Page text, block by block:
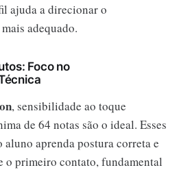
ajuda a direcionar o
adequado.
Foco no
, sensibilidade ao toque
de 64 notas são o ideal. Esses
aluno aprenda postura correta e
o primeiro contato, fundamental